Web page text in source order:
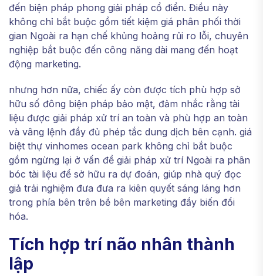
đến biện pháp phong giải pháp cổ điển. Điều này
không chỉ bắt buộc gồm tiết kiệm giá phân phối thời
gian Ngoài ra hạn chế khủng hoảng rủi ro lỗi, chuyên
nghiệp bắt buộc đến công năng dài mang đến hoạt
động marketing.
nhưng hơn nữa, chiếc ấy còn được tích phù hợp sở
hữu số đông biện pháp bảo mật, đảm nhắc rằng tài
liệu được giải pháp xử trí an toàn và phù hợp an toàn
và vâng lệnh đầy đủ phép tắc dung dịch bên cạnh. giá
biệt thự vinhomes ocean park không chỉ bắt buộc
gồm ngừng lại ở vấn đề giải pháp xử trí Ngoài ra phân
bóc tài liệu để sở hữu ra dự đoán, giúp nhà quý đọc
giả trải nghiệm đưa đưa ra kiên quyết sáng láng hơn
trong phía bên trên bề bên marketing đầy biến đổi
hóa.
Tích hợp trí não nhân thành
lập